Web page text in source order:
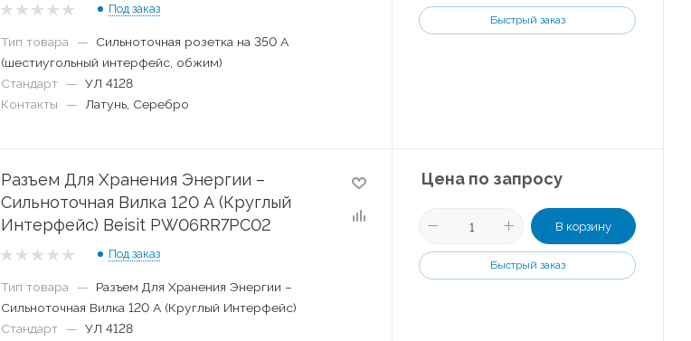
Под заказ
Тип товара —
Сильноточная розетка на 350 А
(шестиугольный интерфейс, обжим)
Стандарт
— УЛ 4128
Контакты
— Латунь, Серебро
Быстрый заказ
Разъем Для Хранения Энергии –
Сильноточная Вилка 120 А (Круглый
Интерфейс) Beisit PW06RR7PC02
Под заказ
Тип товара —
Разъем Для Хранения Энергии –
Сильноточная Вилка 120 А (Круглый Интерфейс)
Стандарт
— УЛ 4128
Цена по запросу
В корзину
Быстрый заказ